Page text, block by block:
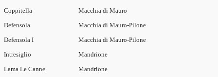
Coppitella
Defensola
Defensola I
Intresiglio
Lama Le Canne
Macchia di Mauro
Macchia di Mauro-Pilone
Macchia di Mauro-Pilone
Mandrione
Mandrione